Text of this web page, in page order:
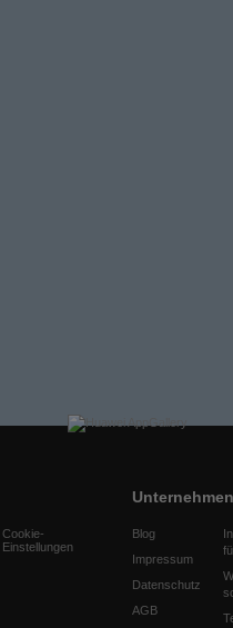
Cookie-
Einstellungen
Unternehmen
Blog
Impressum
Datenschutz
AGB